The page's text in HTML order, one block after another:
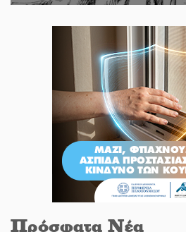
Πρόσφατα Νέα